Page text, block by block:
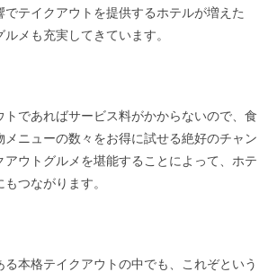
でテイクアウトを提供するホテルが増えた
メも充実してきています。
トであればサービス料がかからないので、食
メニューの数々をお得に試せる絶好のチャン
アウトグルメを堪能することによって、ホテ
つながります。
る本格テイクアウトの中でも、これぞという